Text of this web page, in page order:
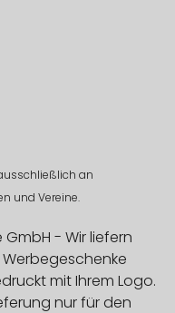
an
und Vereine.
- Wir liefern
mit Ihrem Logo.
nur für den